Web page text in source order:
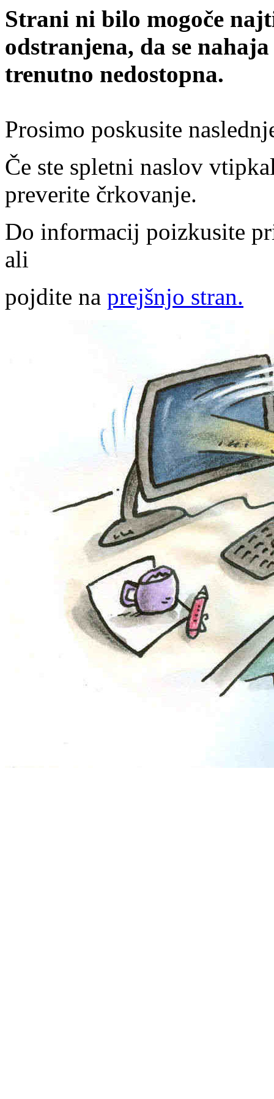
Strani ni bilo mogoče
odstranjena, da se
trenutno nedostopna.
Prosimo poskusite
Če ste spletni naslov
preverite črkovanje.
Do informacij poizkusite
ali
pojdite na prejšnjo stran.